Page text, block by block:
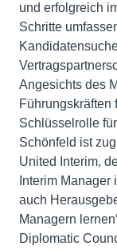
und erfolgreich
Schritte
Angesichts des
Führungskräften
Schlüsselrolle
Schönfeld ist
United Interim,
Interim
auch
Managern
Diplomatic